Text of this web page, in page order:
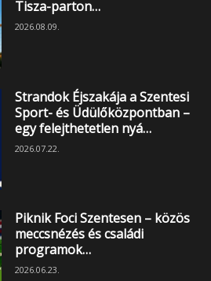
Tisza-parton…
2026.08.09.
Strandok Éjszakája a Szentesi
Sport- és Üdülőközpontban –
egy felejthetetlen nyá…
2026.07.22.
Piknik Foci Szentesen – közös
meccsnézés és családi
programok…
2026.06.23.